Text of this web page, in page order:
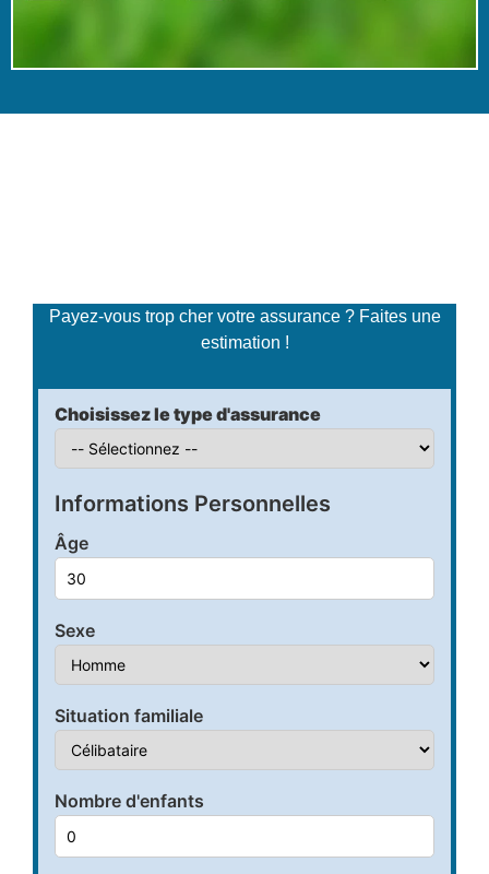
Payez-vous trop cher votre assurance ? Faites une
estimation !
Choisissez le type d'assurance
Informations Personnelles
Âge
Sexe
Situation familiale
Nombre d'enfants